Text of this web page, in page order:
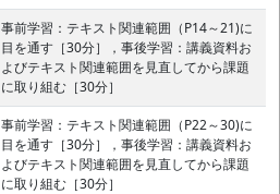
事前学習：テキスト関連範囲（P14～21)に
目を通す［30分］，事後学習：講義資料お
よびテキスト関連範囲を見直してから課題
に取り組む［30分］
事前学習：テキスト関連範囲（P22～30)に
目を通す［30分］，事後学習：講義資料お
よびテキスト関連範囲を見直してから課題
に取り組む［30分］